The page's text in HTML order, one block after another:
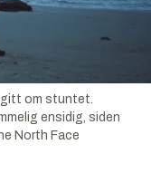
om stuntet.
ensidig, siden
North Face